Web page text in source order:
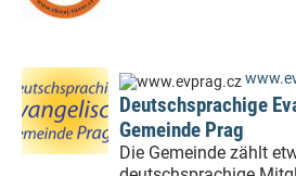
Deutschsprachige
Gemeinde Prag
Die Gemeinde zählt